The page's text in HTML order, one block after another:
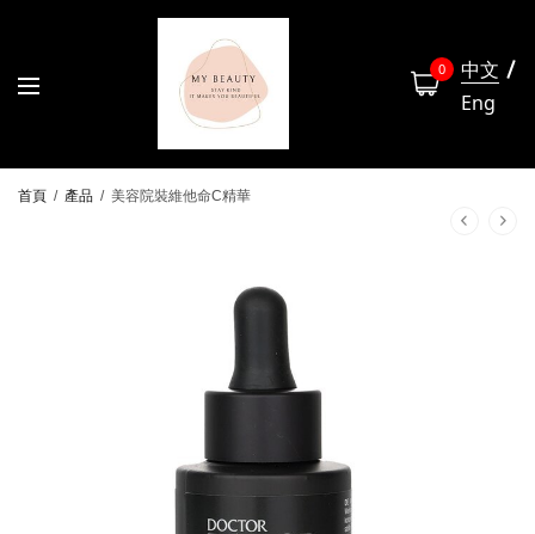
0
中文
Eng
首頁 / 產品 / 美容院裝維他命C精華